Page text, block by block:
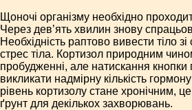
Щоночі організму необхідно
Через дев’ять хвилин знову
Необхідність раптово вивести тіло
стрес тіла. Кортизол природним
пробудженні, але натискання
викликати надмірну кількість
рівень кортизолу стане хронічним,
ґрунт для декількох захворювань.